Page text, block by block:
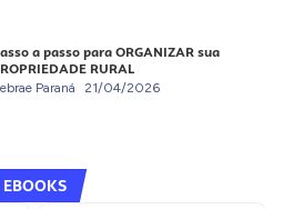
a passo para ORGANIZAR sua
RURAL
Paraná 21/04/2026
EBOOKS